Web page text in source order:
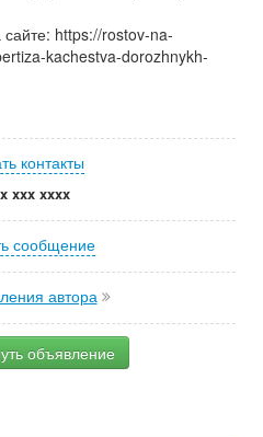
https://rostov-na-
kachestva-dorozhnykh-
контакты
xxx xxxx
сообщение
автора
объявление